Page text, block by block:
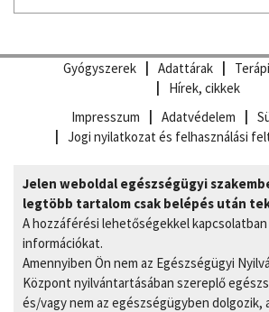
Gyógyszerek Adattárak
Hírek, cikkek
Impresszum
Adatvédelem
Jogi nyilatkozat és felhasználási
Jelen weboldal egészségügyi
legtöbb tartalom csak belépés után
A hozzáférési lehetőségekkel kapcsolatban
információkat.
Amennyiben Ön nem az Egészségügyi
Központ nyilvántartásában szereplő
és/vagy nem az egészségügyben dolgozik,